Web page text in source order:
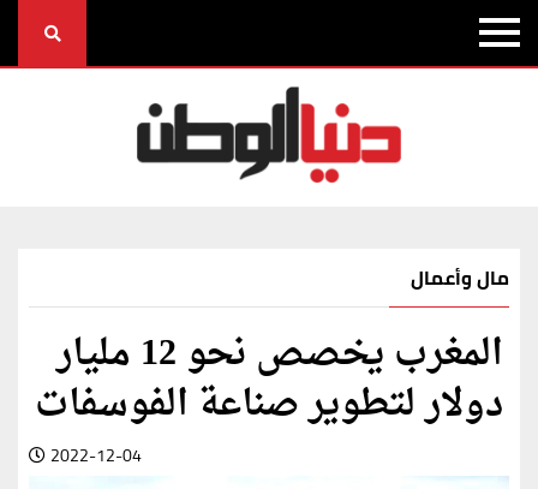
مال وأعمال
المغرب يخصص نحو 12 مليار
دولار لتطوير صناعة الفوسفات
2022-12-04